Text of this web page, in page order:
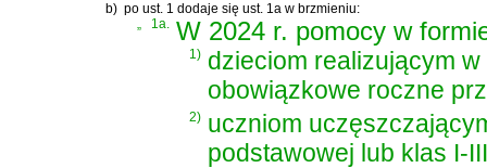
b) po ust. 1 dodaje się ust. 1a w brzmieniu:
„
1a. W 2024 r. pomocy w
1) dzieciom realizującym
obowiązkowe roczne
2) uczniom
podstawowej lub klas I-